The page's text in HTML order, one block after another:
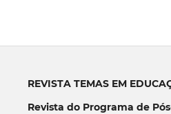
REVISTA TEMAS EM
Revista do Programa de